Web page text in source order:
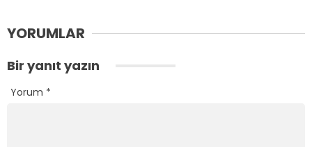
YORUMLAR
Bir yanıt yazın
Yorum *